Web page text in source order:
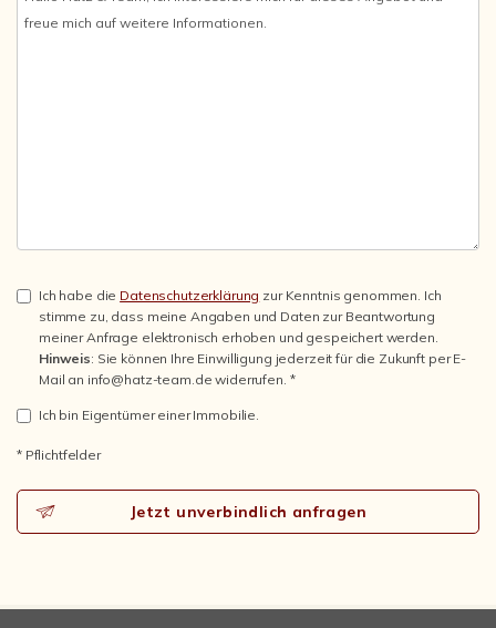
Ich habe die Datenschutzerklärung zur Kenntnis genommen. Ich
stimme zu, dass meine Angaben und Daten zur Beantwortung
meiner Anfrage elektronisch erhoben und gespeichert werden.
Hinweis: Sie können Ihre Einwilligung jederzeit für die Zukunft per E-
Mail an info@hatz-team.de widerrufen. *
Ich bin Eigentümer einer Immobilie.
* Pflichtfelder
Jetzt unverbindlich anfragen